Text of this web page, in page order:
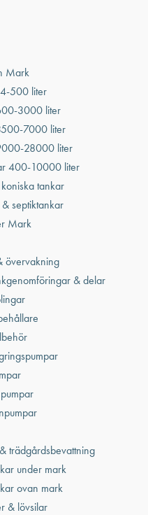
Mark
500 liter
3000 liter
7000 liter
28000 liter
400-10000 liter
tankar
septiktankar
Mark
övervakning
& delar
trädgårdsbevattning
under mark
ovan mark
& lövsilar